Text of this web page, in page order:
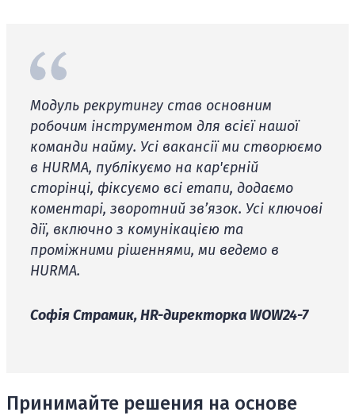
Модуль рекрутингу став основним
робочим інструментом для всієї нашої
команди найму. Усі вакансії ми створюємо
в HURMA, публікуємо на кар'єрній
сторінці, фіксуємо всі етапи, додаємо
коментарі, зворотний звʼязок. Усі ключові
дії, включно з комунікацією та
проміжними рішеннями, ми ведемо в
HURMA.
Софія Страмик, HR-директорка WOW24-7
Принимайте решения на основе